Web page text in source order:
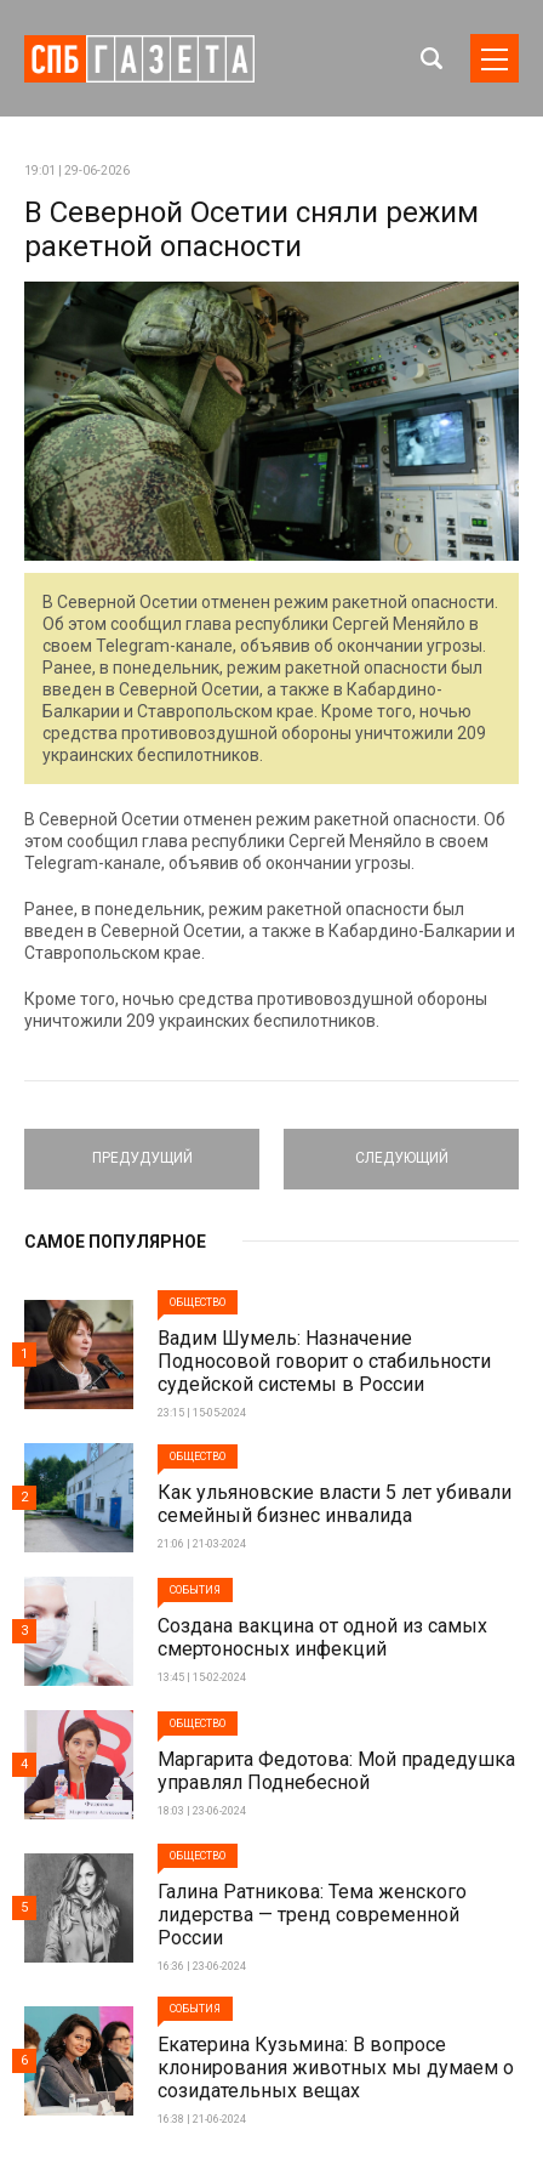
19:01 | 29-06-2026
В Северной Осетии сняли режим
ракетной опасности
В Северной Осетии отменен режим ракетной опасности.
Об этом сообщил глава республики Сергей Меняйло в
своем Telegram-канале, объявив об окончании угрозы.
Ранее, в понедельник, режим ракетной опасности был
введен в Северной Осетии, а также в Кабардино-
Балкарии и Ставропольском крае. Кроме того, ночью
средства противовоздушной обороны уничтожили 209
украинских беспилотников.
В Северной Осетии отменен режим ракетной опасности. Об
этом сообщил глава республики Сергей Меняйло в своем
Telegram-канале, объявив об окончании угрозы.
Ранее, в понедельник, режим ракетной опасности был
введен в Северной Осетии, а также в Кабардино-Балкарии и
Ставропольском крае.
Кроме того, ночью средства противовоздушной обороны
уничтожили 209 украинских беспилотников.
ПРЕДУДУЩИЙ СЛЕДУЮЩИЙ
САМОЕ ПОПУЛЯРНОЕ
ОБЩЕСТВО
Вадим Шумель: Назначение
Подносовой говорит о стабильности
судейской системы в России
23:15 | 15-05-2024
1
ОБЩЕСТВО
Как ульяновские власти 5 лет убивали
семейный бизнес инвалида
21:06 | 21-03-2024
2
СОБЫТИЯ
Создана вакцина от одной из самых
смертоносных инфекций
13:45 | 15-02-2024
3
ОБЩЕСТВО
Маргарита Федотова: Мой прадедушка
управлял Поднебесной
18:03 | 23-06-2024
4
ОБЩЕСТВО
Галина Ратникова: Тема женского
лидерства — тренд современной
России
16:36 | 23-06-2024
5
СОБЫТИЯ
Екатерина Кузьмина: В вопросе
клонирования животных мы думаем о
созидательных вещах
16:38 | 21-06-2024
6